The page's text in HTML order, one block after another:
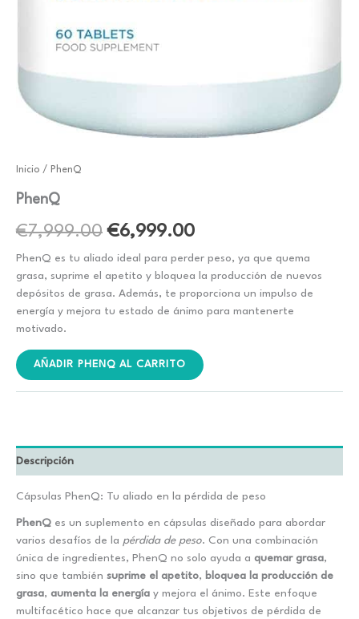
Inicio / PhenQ
PhenQ
€7,999.00 El
precio
original
era:
€7,999.00.
€6,999.00El
precio
actual
es:
€6,999.00.
PhenQ es tu aliado ideal para perder peso, ya que quema
grasa, suprime el apetito y bloquea la producción de nuevos
depósitos de grasa. Además, te proporciona un impulso de
energía y mejora tu estado de ánimo para mantenerte
motivado.
AÑADIR PHENQ AL CARRITO
Descripción
Cápsulas PhenQ: Tu aliado en la pérdida de peso
PhenQ es un suplemento en cápsulas diseñado para abordar
varios desafíos de la pérdida de peso. Con una combinación
única de ingredientes, PhenQ no solo ayuda a quemar grasa,
sino que también suprime el apetito, bloquea la producción de
grasa, aumenta la energía y mejora el ánimo. Este enfoque
multifacético hace que alcanzar tus objetivos de pérdida de